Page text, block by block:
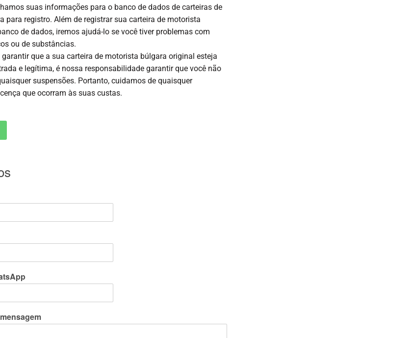
suas informações para o banco de dados de carteiras de
para registro. Além de registrar sua carteira de motorista
de dados, iremos ajudá-lo se você tiver problemas com
ou de substâncias.
que a sua carteira de motorista búlgara original esteja
e legítima, é nossa responsabilidade garantir que você não
suspensões. Portanto, cuidamos de quaisquer
que ocorram às suas custas.